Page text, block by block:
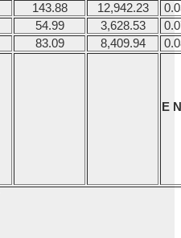
143.88 12,942.23
54.99 3,628.53
83.09 8,409.94
E